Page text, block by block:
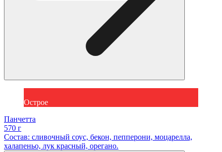
Острое
Панчетта
570 г
Состав: сливочный соус, бекон, пепперони, моцарелла,
халапеньо, лук красный, орегано.